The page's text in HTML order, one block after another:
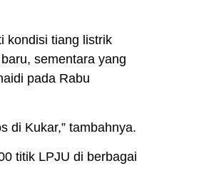
kondisi tiang listrik
sementara yang
pada Rabu
di Kukar,” tambahnya.
titik LPJU di berbagai